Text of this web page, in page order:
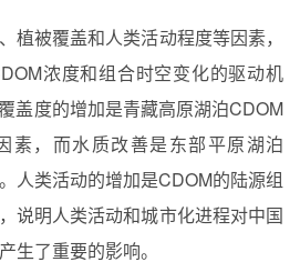
植被覆盖和人类活动程度等因素，
浓度和组合时空变化的驱动机
盖度的增加是青藏高原湖泊CDOM
素，而水质改善是东部平原湖泊
人类活动的增加是CDOM的陆源组
说明人类活动和城市化进程对中国
生了重要的影响。